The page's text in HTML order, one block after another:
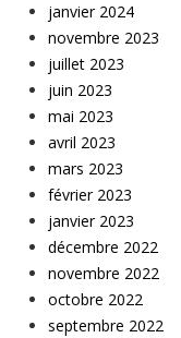
janvier 2024
novembre 2023
juillet 2023
juin 2023
mai 2023
avril 2023
mars 2023
février 2023
janvier 2023
décembre 2022
novembre 2022
octobre 2022
septembre 2022